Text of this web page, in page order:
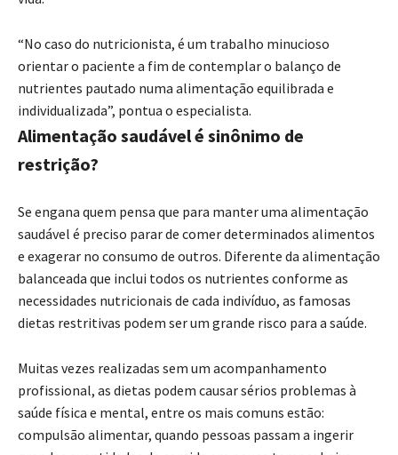
“No caso do nutricionista, é um trabalho minucioso
orientar o paciente a fim de contemplar o balanço de
nutrientes pautado numa alimentação equilibrada e
individualizada”, pontua o especialista.
Alimentação saudável é sinônimo de
restrição?
Se engana quem pensa que para manter uma alimentação
saudável é preciso parar de comer determinados alimentos
e exagerar no consumo de outros. Diferente da alimentação
balanceada que inclui todos os nutrientes conforme as
necessidades nutricionais de cada indivíduo, as famosas
dietas restritivas podem ser um grande risco para a saúde.
Muitas vezes realizadas sem um acompanhamento
profissional, as dietas podem causar sérios problemas à
saúde física e mental, entre os mais comuns estão:
compulsão alimentar, quando pessoas passam a ingerir